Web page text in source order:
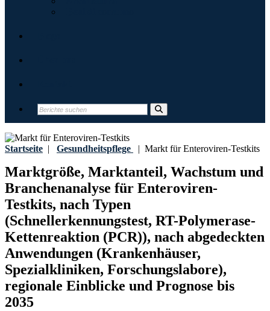
Startseite | Gesundheitspflege | Markt für Enteroviren-Testkits
Marktgröße, Marktanteil, Wachstum und
Branchenanalyse für Enteroviren-
Testkits, nach Typen
(Schnellerkennungstest, RT-Polymerase-
Kettenreaktion (PCR)), nach abgedeckten
Anwendungen (Krankenhäuser,
Spezialkliniken, Forschungslabore),
regionale Einblicke und Prognose bis
2035